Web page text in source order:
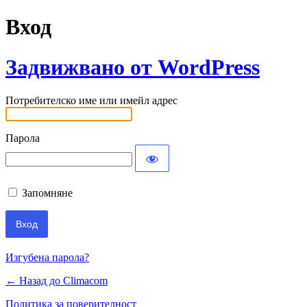
Вход
Задвижвано от WordPress
Потребителско име или имейл адрес
Парола
Запомняне
Изгубена парола?
← Назад до Climacom
Политика за поверителност